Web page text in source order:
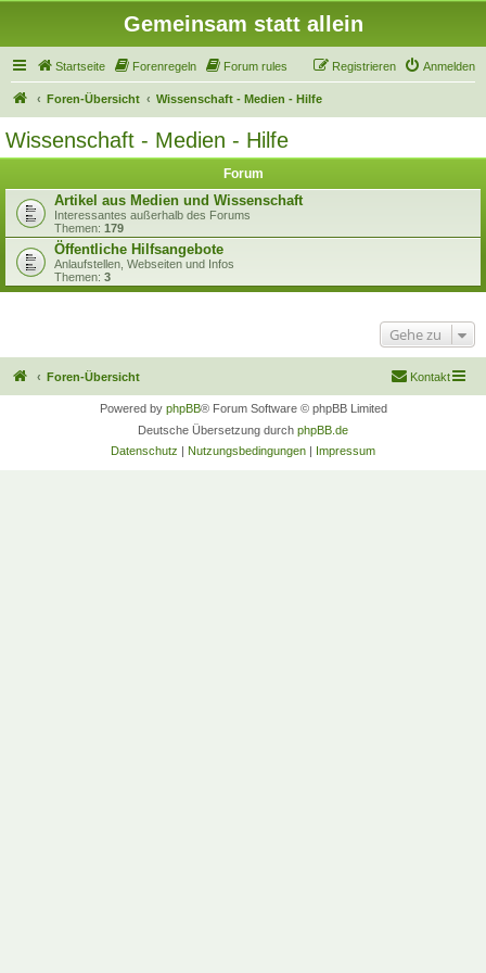
Gemeinsam statt allein
Startseite Forenregeln Forum rules Anmelden
Registrieren
Foren-Übersicht Wissenschaft - Medien - Hilfe
Wissenschaft - Medien - Hilfe
Forum
Artikel aus Medien und Wissenschaft
Interessantes außerhalb des Forums
Themen: 179
Öffentliche Hilfsangebote
Anlaufstellen, Webseiten und Infos
Themen: 3
Gehe zu
Foren-Übersicht Kontakt
Powered by phpBB® Forum Software © phpBB Limited
Deutsche Übersetzung durch phpBB.de
Datenschutz | Nutzungsbedingungen | Impressum